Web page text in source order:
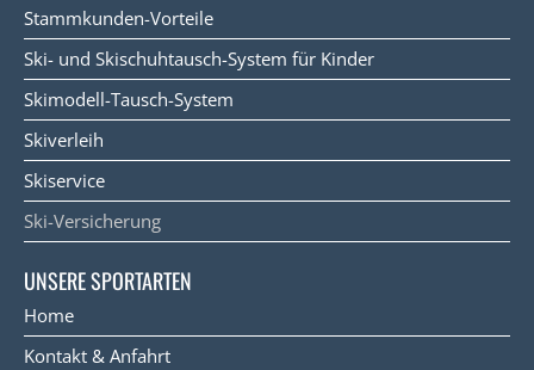
Stammkunden-Vorteile
Ski- und Skischuhtausch-System für Kinder
Skimodell-Tausch-System
Skiverleih
Skiservice
Ski-Versicherung
UNSERE SPORTARTEN
Home
Kontakt & Anfahrt